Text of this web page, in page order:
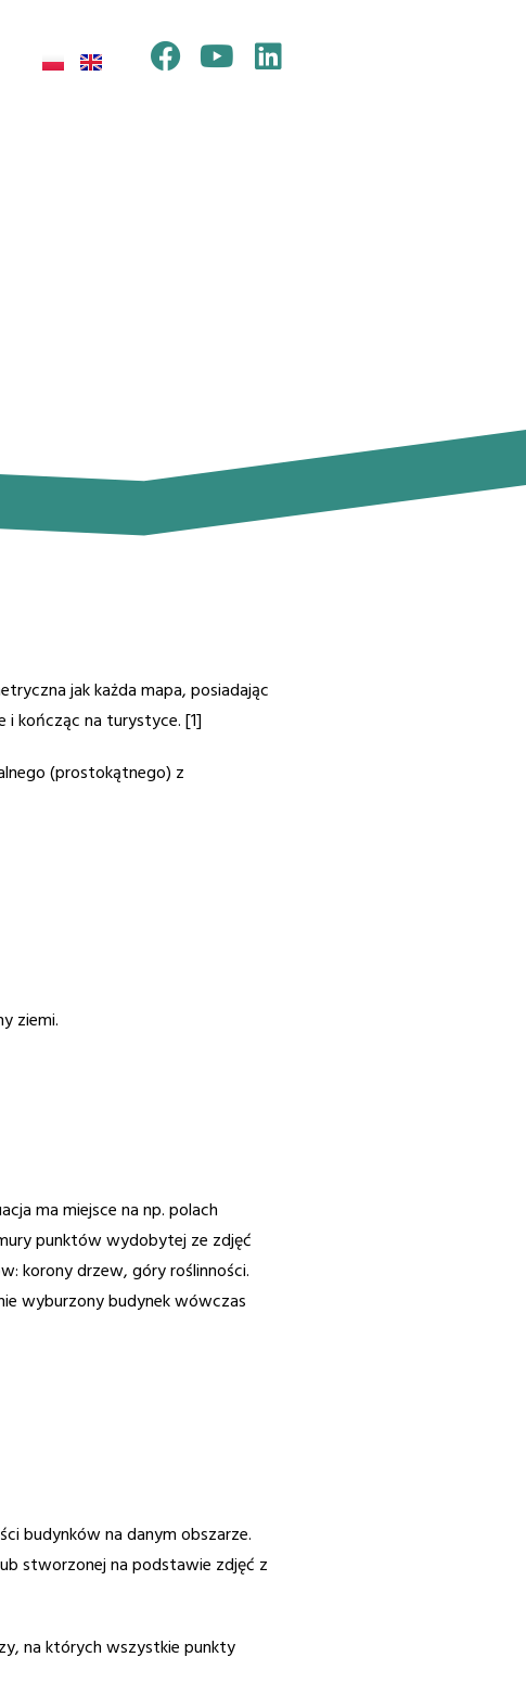
jak każda mapa, posiadając
i kończąc na turystyce. [1]
(prostokątnego) z
ziemi.
ma miejsce na np. polach
punktów wydobytej ze zdjęć
korony drzew, góry roślinności.
wyburzony budynek wówczas
budynków na danym obszarze.
stworzonej na podstawie zdjęć z
na których wszystkie punkty